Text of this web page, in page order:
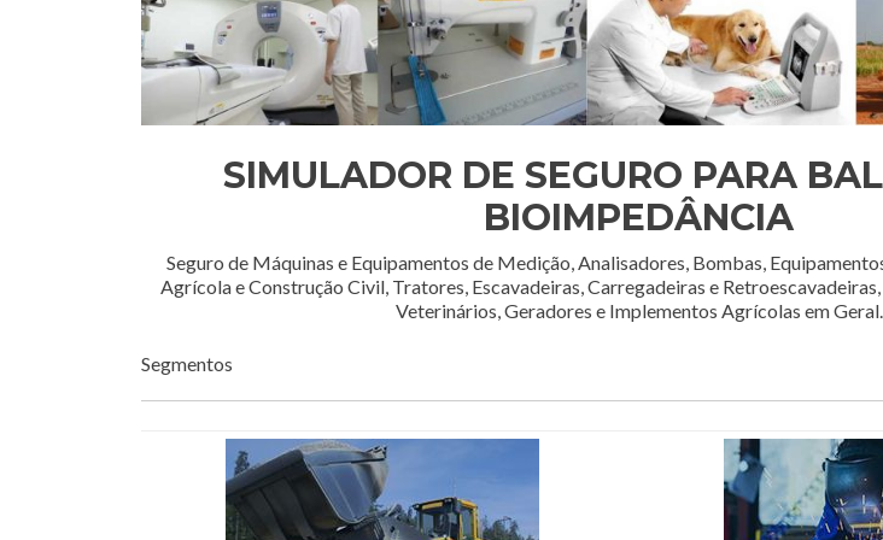
SIMULADOR DE SEGURO PARA
BIOIMPEDÂNCIA
Seguro de Máquinas e Equipamentos de Medição, Analisadores, Bombas,
Agrícola e Construção Civil, Tratores, Escavadeiras, Carregadeiras e
Veterinários, Geradores e Implementos Agrícolas em Geral.
Segmentos